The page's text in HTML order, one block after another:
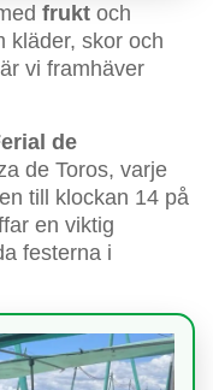
frukt och
kläder, skor och
vi framhäver
de
de Toros, varje
till klockan 14 på
en viktig
festerna i